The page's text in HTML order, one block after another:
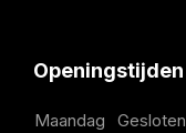
Openingstijden
Maandag
Gesloten